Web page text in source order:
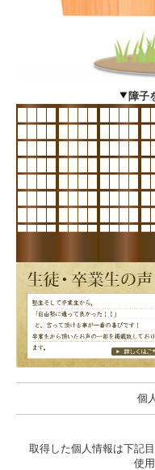
障子
個
取得した個人情報は下記
使